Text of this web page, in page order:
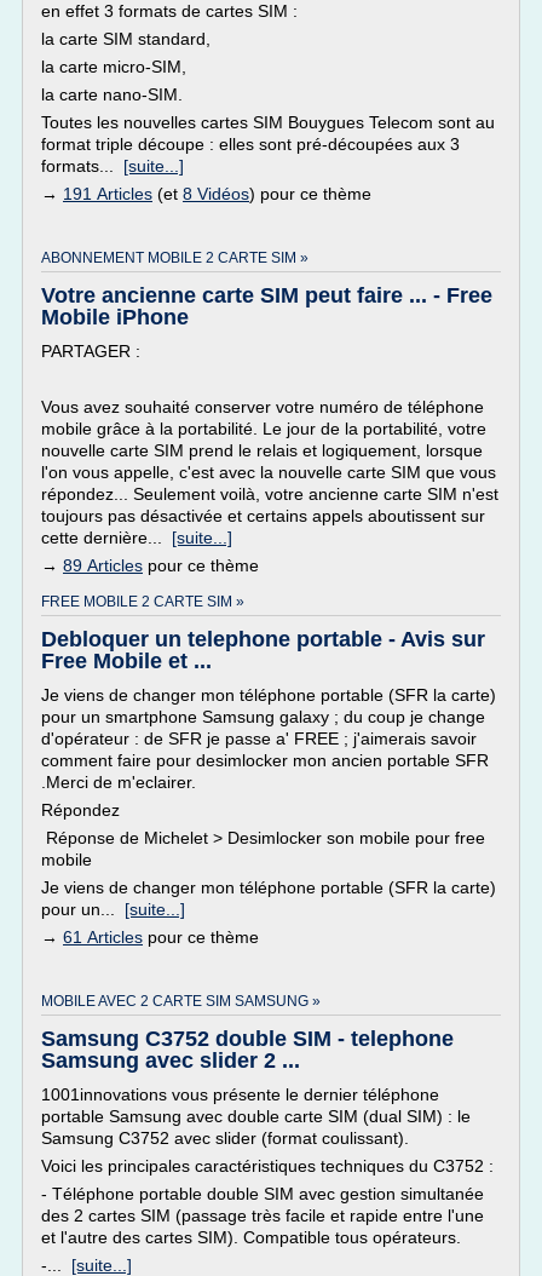
en effet 3 formats de cartes SIM :
la carte SIM standard,
la carte micro-SIM,
la carte nano-SIM.
Toutes les nouvelles cartes SIM Bouygues Telecom sont au
format triple découpe : elles sont pré-découpées aux 3
formats... [suite...]
→ 191 Articles (et 8 Vidéos) pour ce thème
ABONNEMENT MOBILE 2 CARTE SIM »
Votre ancienne carte SIM peut faire ... - Free
Mobile iPhone
PARTAGER :
Vous avez souhaité conserver votre numéro de téléphone
mobile grâce à la portabilité. Le jour de la portabilité, votre
nouvelle carte SIM prend le relais et logiquement, lorsque
l'on vous appelle, c'est avec la nouvelle carte SIM que vous
répondez... Seulement voilà, votre ancienne carte SIM n'est
toujours pas désactivée et certains appels aboutissent sur
cette dernière... [suite...]
→ 89 Articles pour ce thème
FREE MOBILE 2 CARTE SIM »
Debloquer un telephone portable - Avis sur
Free Mobile et ...
Je viens de changer mon téléphone portable (SFR la carte)
pour un smartphone Samsung galaxy ; du coup je change
d'opérateur : de SFR je passe a' FREE ; j'aimerais savoir
comment faire pour desimlocker mon ancien portable SFR
.Merci de m'eclairer.
Répondez
Réponse de Michelet > Desimlocker son mobile pour free
mobile
Je viens de changer mon téléphone portable (SFR la carte)
pour un... [suite...]
→ 61 Articles pour ce thème
MOBILE AVEC 2 CARTE SIM SAMSUNG »
Samsung C3752 double SIM - telephone
Samsung avec slider 2 ...
1001innovations vous présente le dernier téléphone
portable Samsung avec double carte SIM (dual SIM) : le
Samsung C3752 avec slider (format coulissant).
Voici les principales caractéristiques techniques du C3752 :
- Téléphone portable double SIM avec gestion simultanée
des 2 cartes SIM (passage très facile et rapide entre l'une
et l'autre des cartes SIM). Compatible tous opérateurs.
-... [suite...]